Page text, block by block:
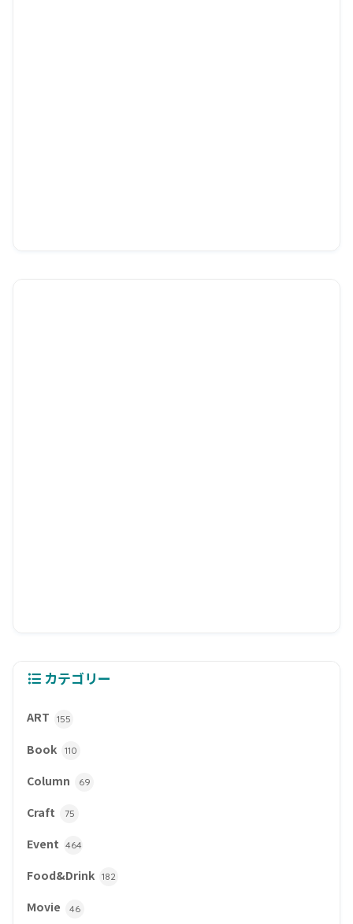
カテゴリー
ART 155
Book 110
Column 69
Craft 75
Event 464
Food&Drink 182
Movie 46